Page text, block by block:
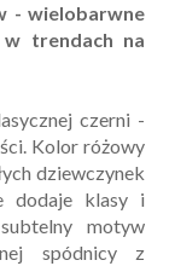
- wielobarwne
trendach na
czerni -
Kolor różowy
dziewczynek
dodaje klasy i
motyw
spódnicy z